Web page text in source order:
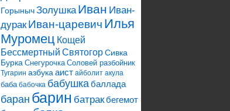
ГорынычЗолушка Иван Иван-
дурак Иван-царевич Илья
Муромец Кощей
Бессмертный СвятогорСивка
Бурка Снегурочка Соловей разбойник
Тугарин азбука аист айболит акула
баба бабочка бабушкабаллада
баран барин батракбегемот